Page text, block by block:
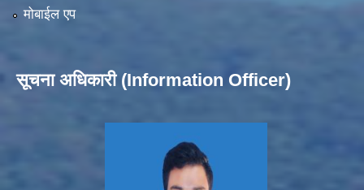
मोबाईल एप
सूचना अधिकारी (Information Officer)